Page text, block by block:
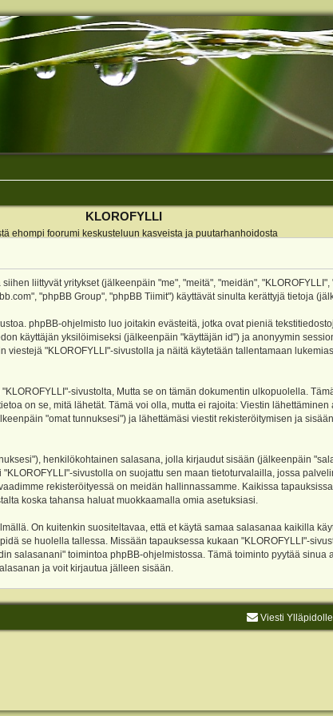
KLOROFYLLI
ehompi foorumi keskusteluun kasveista ja puutarhanhoidosta
liittyvät yritykset (jälkeenpäin "me", "meitä", "meidän",
"phpBB Group", "phpBB Tiimit") käyttävät sinulta kerättyjä tietoja
phpBB-ohjelmisto luo joitakin evästeitä, jotka ovat pieniä
käyttäjän yksilöimiseksi (jälkeenpäin "käyttäjän id") ja anonyymin
"KLOROFYLLI"-sivustolla ja näitä käytetään tallentamaan
sivustolta, Mutta se on tämän dokumentin ulkopuolella.
on se, mitä lähetät. Tämä voi olla, mutta ei rajoita: Viestin
"omat tunnuksesi") ja lähettämäsi viestit rekisteröitymisen ja
henkilökohtainen salasana, jolla kirjaudut sisään (jälkeenpäin
sivustolla on suojattu sen maan tietoturvalailla, jossa
rekisteröityessä on meidän hallinnassamme. Kaikissa
koska tahansa haluat muokkaamalla omia asetuksiasi.
On kuitenkin suositeltavaa, että et käytä samaa salasanaa kaikilla
se huolella tallessa. Missään tapauksessa kukaan "KLOROFYLLI"-
salasanani" toimintoa phpBB-ohjelmistossa. Tämä toiminto pyytää sinua
ja voit kirjautua jälleen sisään.
Viesti Ylläpidolle